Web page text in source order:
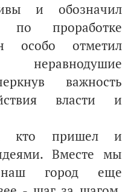
и обозначил
по проработке
особо отметил
важность
власти и
кто пришел и
Вместе мы
город еще